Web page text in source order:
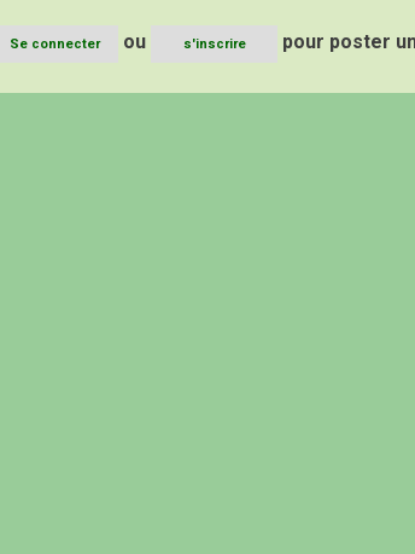
Se connecter ou s'inscrire pour poster